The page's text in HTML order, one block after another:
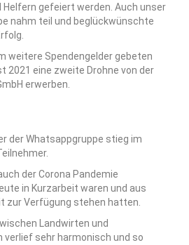
Helfern gefeiert werden. Auch unser
nahm teil und beglückwünschte
weitere Spendengelder gebeten
2021 eine zweite Drohne von der
erwerben.
der Whatsappgruppe stieg im
der Corona Pandemie
in Kurzarbeit waren und aus
zur Verfügung stehen hatten.
Landwirten und
verlief sehr harmonisch und so